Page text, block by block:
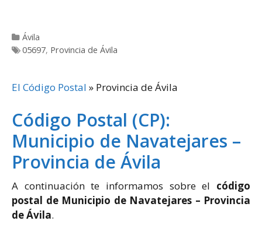
Categorías
Ávila
Etiquetas
05697, Provincia de Ávila
El Código Postal » Provincia de Ávila
Código Postal (CP):
Municipio de Navatejares –
Provincia de Ávila
A continuación te informamos sobre el código
postal de Municipio de Navatejares – Provincia
de Ávila.